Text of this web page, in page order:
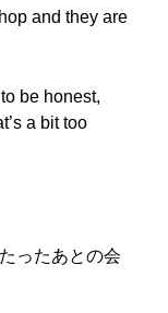
and they are
be honest,
a bit too
ったあとの会